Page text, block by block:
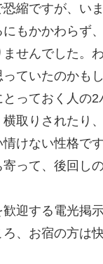
縮ですが、い
にもかかわらず
ませんでした。
ていたのかも
っておく人の
取りされたり
情けない性格で
って、後回し
歓迎する電光掲
、お宿の方は